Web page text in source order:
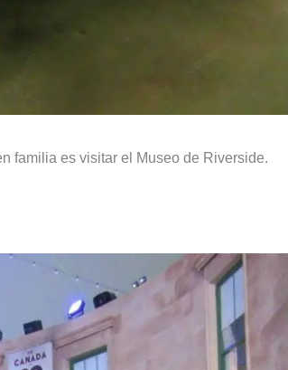
familia es visitar el Museo de Riverside.